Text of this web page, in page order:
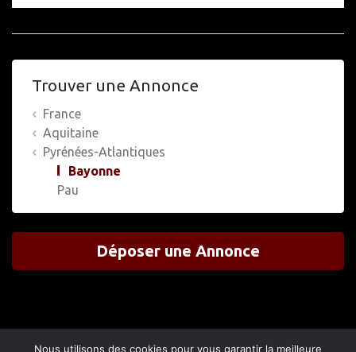
Trouver une Annonce
France
Aquitaine
Pyrénées-Atlantiques
Bayonne
Pau
Déposer une Annonce
Nous utilisons des cookies pour vous garantir la meilleure